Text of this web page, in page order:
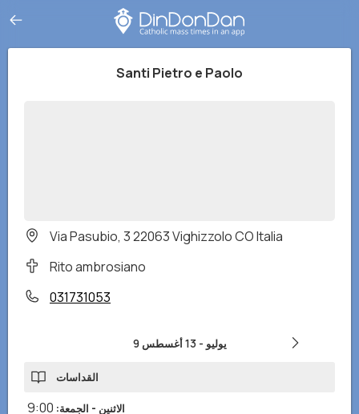
Santi Pietro e Paolo
Via Pasubio, 3 22063 Vighizzolo CO Italia
Rito ambrosiano
031731053
9 يوليو -13 أغسطس
القداسات
الاثنين - الجمعة:
9:00